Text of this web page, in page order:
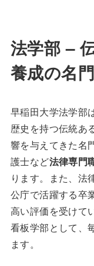
法学部 –
養成の名門
早稲田大学法学部
歴史を持つ伝統あ
響を与えてきた名
護士など法律専門
ります。また、法
公庁で活躍する卒
高い評価を受けて
看板学部として、
ます。